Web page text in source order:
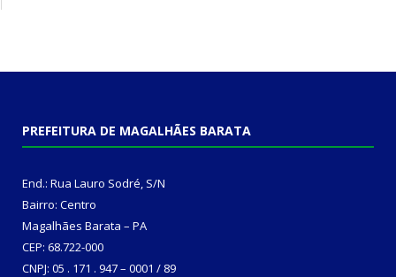
PREFEITURA DE MAGALHÃES BARATA
End.: Rua Lauro Sodré, S/N
Bairro: Centro
Magalhães Barata – PA
CEP: 68.722-000
CNPJ: 05 . 171 . 947 – 0001 / 89